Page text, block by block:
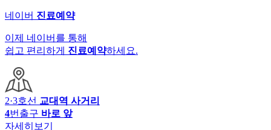
네이버 진료예약
이제 네이버를 통해
쉽고 편리하게 진료예약하세요.
2·3호선 교대역 사거리
4번출구 바로 앞
자세히보기